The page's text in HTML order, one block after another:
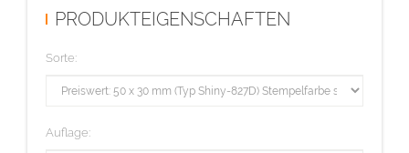
PRODUKTEIGENSCHAFTEN
Sorte:
Auflage: